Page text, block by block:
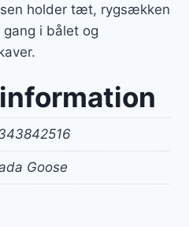
holder tæt, rygsækken
i bålet og
Goose